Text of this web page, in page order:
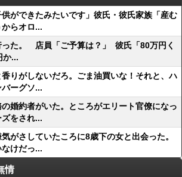
ができたみたいです」彼氏・彼氏家族「産む
らオロ...
った。 店員「ご予算は？」 彼氏「80万円く
か...
りがしないだろ。ごま油買いな！それと、ハ
ーグソ...
婚約者がいた。ところがエリート官僚になっ
をされ...
がさしていたころに8歳下の女と出会った。
けだっ...
情